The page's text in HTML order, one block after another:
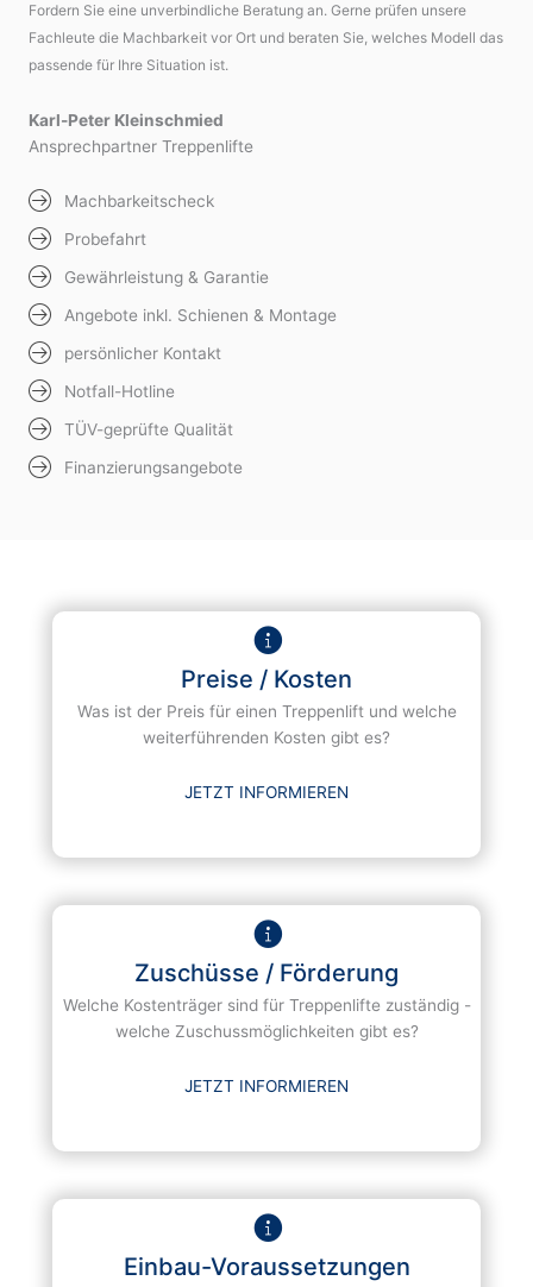
Fordern Sie eine unverbindliche Beratung an. Gerne prüfen unsere
Fachleute die Machbarkeit vor Ort und beraten Sie, welches Modell das
passende für Ihre Situation ist.
Karl-Peter Kleinschmied
Ansprechpartner Treppenlifte
Machbarkeitscheck
Probefahrt
Gewährleistung & Garantie
Angebote inkl. Schienen & Montage
persönlicher Kontakt
Notfall-Hotline
TÜV-geprüfte Qualität
Finanzierungsangebote
Preise / Kosten
Was ist der Preis für einen Treppenlift und welche
weiterführenden Kosten gibt es?
JETZT INFORMIEREN
Zuschüsse / Förderung
Welche Kostenträger sind für Treppenlifte zuständig -
welche Zuschussmöglichkeiten gibt es?
JETZT INFORMIEREN
Einbau-Voraussetzungen